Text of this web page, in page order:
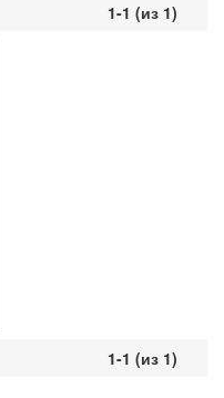
1-1 (из 1)
1-1 (из 1)